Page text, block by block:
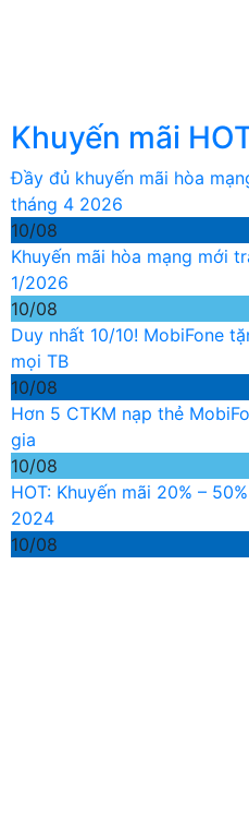
Khuyến mãi
Đầy đủ khuyến mãi hòa
tháng 4 2026
10/08
Khuyến mãi hòa mạng mới
1/2026
10/08
Duy nhất 10/10! MobiFone
mọi TB
10/08
Hơn 5 CTKM nạp thẻ
gia
10/08
HOT: Khuyến mãi 20% –
2024
10/08